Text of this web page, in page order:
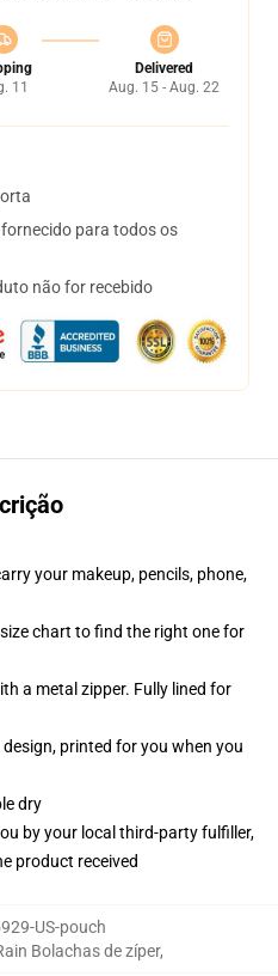
11
Delivered
Aug. 15 - Aug. 22
para todos os
não for recebido
your makeup, pencils, phone,
chart to find the right one for
a metal zipper. Fully lined for
printed for you when you
dry
by your local third-party fulfiller,
product received
US-pouch
Bolachas de zíper,